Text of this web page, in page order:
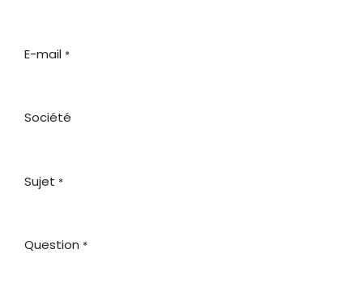
E-mail *
Société
Sujet *
Question *